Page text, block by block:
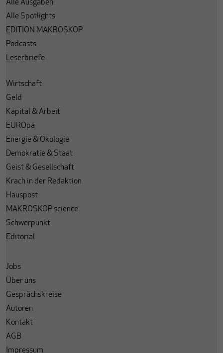
Alle Ausgaben
Alle Spotlights
EDITION MAKROSKOP
Podcasts
Leserbriefe
Wirtschaft
Geld
Kapital & Arbeit
EUROpa
Energie & Ökologie
Demokratie & Staat
Geist & Gesellschaft
Krach in der Redaktion
Hauspost
MAKROSKOP science
Schwerpunkt
Editorial
Jobs
Über uns
Gesprächskreise
Autoren
Kontakt
AGB
Impressum